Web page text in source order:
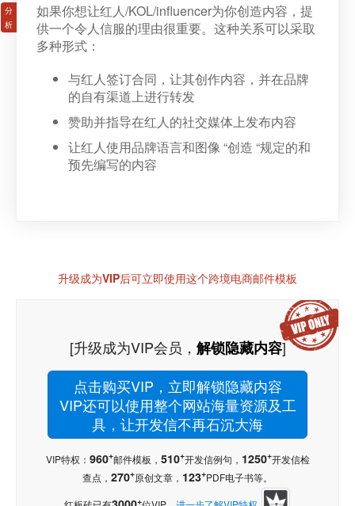
如果你想让红人/KOL/influencer为你创造内容，提
供一个令人信服的理由很重要。这种关系可以采取
多种形式：
与红人签订合同，让其创作内容，并在品牌
的自有渠道上进行转发
赞助并指导在红人的社交媒体上发布内容
让红人使用品牌语言和图像 “创造 “规定的和
预先编写的内容
升级成为VIP后可立即使用这个跨境电商邮件模板
[升级成为VIP会员， 解锁隐藏内容]
点击购买VIP，立即解锁隐藏内容
VIP还可以使用整个网站海量资源及工
具，让开发信不再石沉大海
VIP特权： 960+邮件模板， 510+开发信例句， 1250+开发信检
查点， 270+原创文章， 123+PDF电子书等。
+